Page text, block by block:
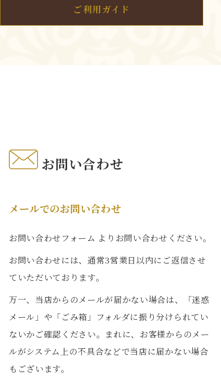
ご利用ガイド
お問い合わせ
メールでのお問い合わせ
お問い合わせフォーム よりお問い合わせください。
お問い合わせには、通常3営業日以内にご返信させ
ていただいております。
万一、当店からのメールが届かない場合は、「迷惑
メール」や「ごみ箱」フォルダに振り分けられてい
ないかご確認ください。まれに、お客様からのメー
ルがシステム上の不具合などで当店に届かない場合
もございます。